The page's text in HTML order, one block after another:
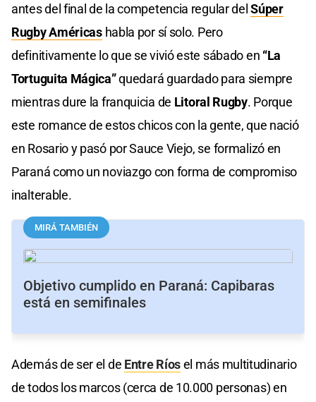
antes del final de la competencia regular delSúper
Rugby Américashabla por sí solo. Pero
definitivamente lo que se vivió este sábado en “La
Tortuguita Mágica”quedará guardado para siempre
mientras dure la franquicia de Litoral Rugby. Porque
este romance de estos chicos con la gente, que nació
en Rosario y pasó por Sauce Viejo, se formalizó en
Paraná como un noviazgo con forma de compromiso
inalterable.
MIRÁ TAMBIÉN
Objetivo cumplido en Paraná: Capibaras
está en semifinales
Además de ser el de Entre Ríosel más multitudinario
de todos los marcos (cerca de 10.000 personas) en